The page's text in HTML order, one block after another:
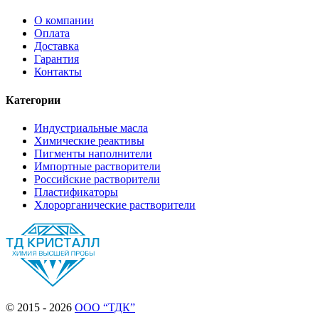
О компании
Оплата
Доставка
Гарантия
Контакты
Категории
Индустриальные масла
Химические реактивы
Пигменты наполнители
Импортные растворители
Российские растворители
Пластификаторы
Хлорорганические растворители
© 2015 - 2026 ООО “ТДК”